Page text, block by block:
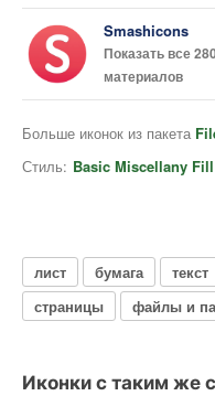
Smashicons
Показать все
материалов
Больше иконок из пакета
Стиль: Basic Miscellany Fill
лист бумага текст
страницы
файлы и
Иконки с таким же